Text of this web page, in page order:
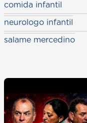
comida infantil
neurologo infantil
salame mercedino